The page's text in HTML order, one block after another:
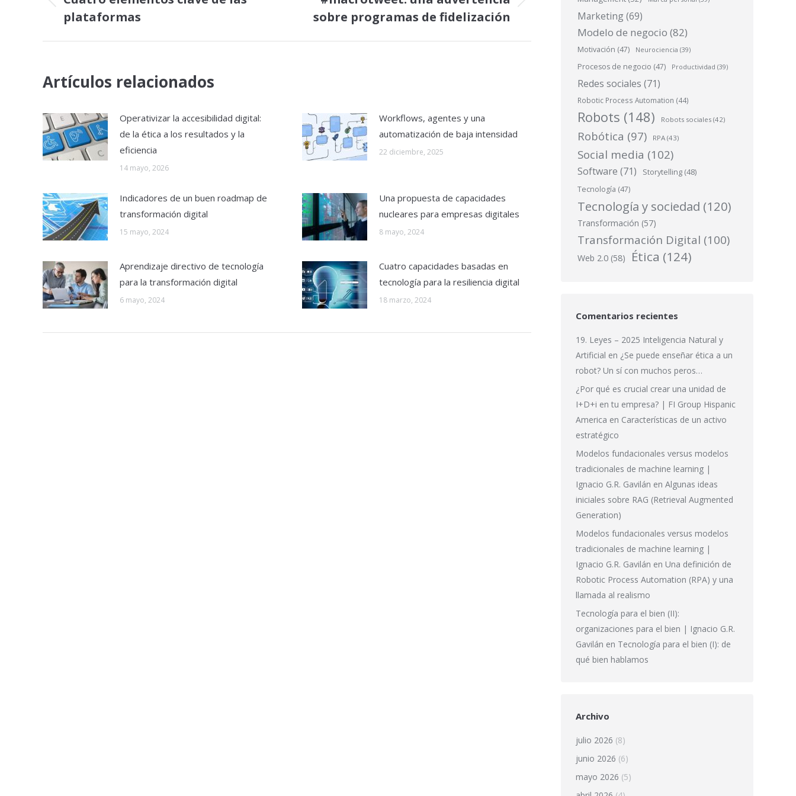
publicaciones
Publicación
anterior:
plataformas
Publicación
siguiente:
sobre programas de fidelización
Artículos relacionados
Operativizar la accesibilidad digital:
de la ética a los resultados y la
eficiencia
14 mayo, 2026
Workflows, agentes y una
automatización de baja intensidad
22 diciembre, 2025
Indicadores de un buen roadmap de
transformación digital
15 mayo, 2024
Una propuesta de capacidades
nucleares para empresas digitales
8 mayo, 2024
Aprendizaje directivo de tecnología
para la transformación digital
6 mayo, 2024
Cuatro capacidades basadas en
tecnología para la resiliencia digital
18 marzo, 2024
Marketing (69)
Modelo de negocio (82)
Motivación (47) Neurociencia (39)
Procesos de negocio (47) Productividad (39)
Redes sociales (71)
Robotic Process Automation (44)
Robots (148) Robots sociales (42)
Robótica (97) RPA (43)
Social media (102)
Software (71) Storytelling (48)
Tecnología (47)
Tecnología y sociedad (120)
Transformación (57)
Transformación Digital (100)
Web 2.0 (58) Ética (124)
Comentarios recientes
19. Leyes – 2025 Inteligencia Natural y
Artificial en ¿Se puede enseñar ética a un
robot? Un sí con muchos peros…
¿Por qué es crucial crear una unidad de
I+D+i en tu empresa? | FI Group Hispanic
America en Características de un activo
estratégico
Modelos fundacionales versus modelos
tradicionales de machine learning |
Ignacio G.R. Gavilán en Algunas ideas
iniciales sobre RAG (Retrieval Augmented
Generation)
Modelos fundacionales versus modelos
tradicionales de machine learning |
Ignacio G.R. Gavilán en Una definición de
Robotic Process Automation (RPA) y una
llamada al realismo
Tecnología para el bien (II):
organizaciones para el bien | Ignacio G.R.
Gavilán en Tecnología para el bien (I): de
qué bien hablamos
Archivo
julio 2026 (8)
junio 2026 (6)
mayo 2026 (5)